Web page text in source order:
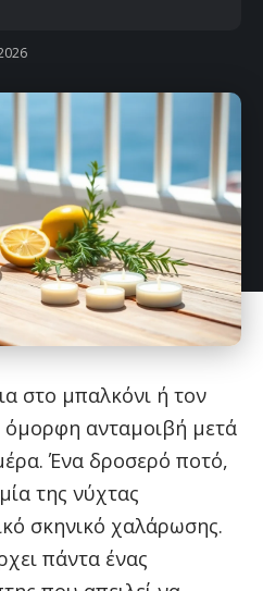
στο μπαλκόνι ή τον
όμορφη ανταμοιβή μετά
Ένα δροσερό ποτό,
της νύχτας
σκηνικό χαλάρωσης.
πάντα ένας